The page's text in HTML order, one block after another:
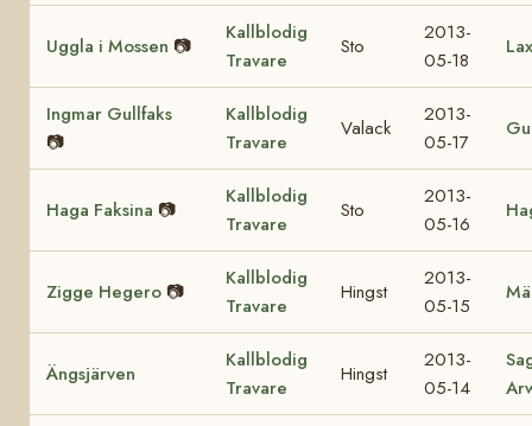
Uggla i Mossen 📷
Kallblodig
Travare
Sto
2013-
05-18
Ingmar Gullfaks
📷
Kallblodig
Travare
Valack
2013-
05-17
Haga Faksina 📷
Kallblodig
Travare
Sto
2013-
05-16
Zigge Hegero 📷
Kallblodig
Travare
Hingst
2013-
05-15
Ängsjärven
Kallblodig
Travare
Hingst
2013-
05-14